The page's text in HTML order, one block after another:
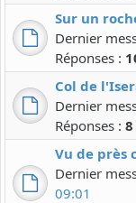
Sur un
Dernier
Réponses :
Col de
Dernier
Réponses : 8
Vu de près
Dernier
09:01